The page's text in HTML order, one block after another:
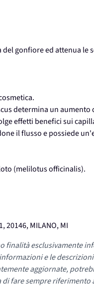
gonfiore ed attenua le
determina un
effetti benefici sui
il flusso e possiede
(melilotus officinalis).
20146, MILANO, MI
esclusivamente
e le
aggiornate,
fare sempre